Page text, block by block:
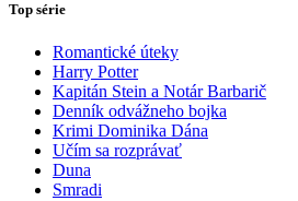
Top série
Romantické úteky
Harry Potter
Kapitán Stein a Notár Barbarič
Denník odvážneho bojka
Krimi Dominika Dána
Učím sa rozprávať
Duna
Smradi